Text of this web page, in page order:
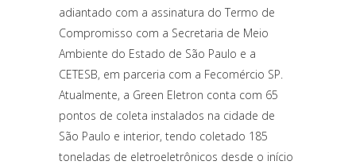
adiantado com a assinatura do Termo de
Compromisso com a Secretaria de Meio
Ambiente do Estado de São Paulo e a
CETESB, em parceria com a Fecomércio SP.
Atualmente, a Green Eletron conta com 65
pontos de coleta instalados na cidade de
São Paulo e interior, tendo coletado 185
toneladas de eletroeletrônicos desde o início